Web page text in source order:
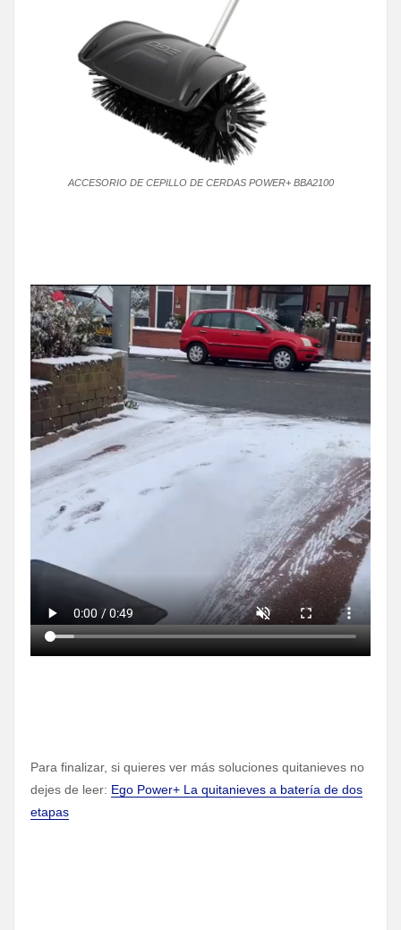
ACCESORIO DE CEPILLO DE CERDAS POWER+ BBA2100
Para finalizar, si quieres ver más soluciones quitanieves no
dejes de leer: Ego Power+ La quitanieves a batería de dos
etapas